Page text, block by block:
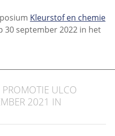
Kleurstof en chemie
30 september 2022 in het
PROMOTIE ULCO
2021 IN